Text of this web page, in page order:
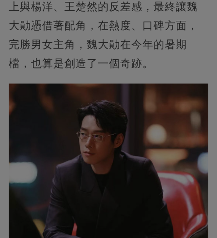
上與楊洋、王楚然的反差感，最終讓魏
大勛憑借著配角，在熱度、口碑方面，
完勝男女主角，魏大勛在今年的暑期
檔，也算是創造了一個奇跡。